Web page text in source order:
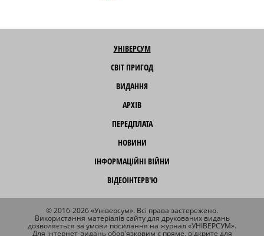
УНІВЕРСУМ
СВІТ ПРИГОД
ВИДАННЯ
АРХІВ
ПЕРЕДПЛАТА
НОВИНИ
ІНФОРМАЦІЙНІ ВІЙНИ
ВІДЕОІНТЕРВ'Ю
© 2016-2026 «Універсум». Всі права застережено.
Використання матеріалів сайту для друкованих видань
дозволяється за умови посилання на журнал «УНІВЕРСУМ».
Для інтернет-видань обов'язковим є пряме, відкрите для